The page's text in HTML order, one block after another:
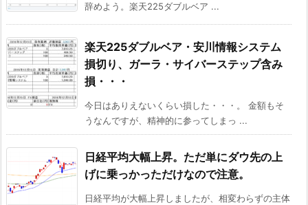
辞めよう。楽天225ダブルベア ...
楽天225ダブルベア・安川情報システム
損切り、ガーラ・サイバーステップ含み
損・・・
今日はありえないくらい損した・・・。 金額もそ
うなんですが、精神的に参ってしまっ ...
日経平均大幅上昇。ただ単にダウ先の上
げに乗っかっただけなので注意。
日経平均が大幅上昇しましたが、相変わらずの主体